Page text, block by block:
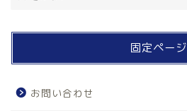
固定ページ
お問い合わせ